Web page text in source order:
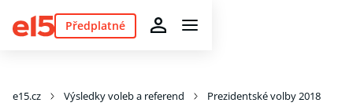
Předplatné
e15.cz Výsledky voleb a referend Prezidentské volby 2018